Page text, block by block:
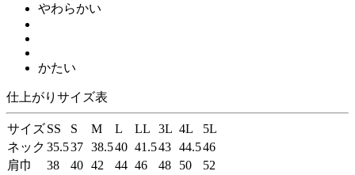
やわらかい
かたい
仕上がりサイズ表
サイズSS S M L LL 3L 4L
5L
ネック 35.537 38.540 41.543 44.546
肩巾
38 40 42 44 46 48 50
52